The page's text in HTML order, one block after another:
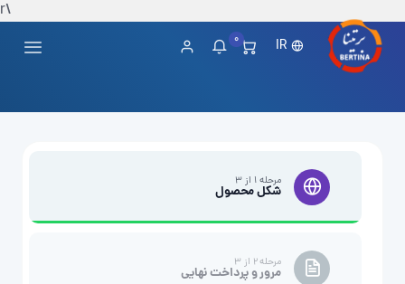
\r
IR
0
مرحله ۱ از ۳
شکل محصول
مرحله ۲ از ۳
مرور و پرداخت نهایی